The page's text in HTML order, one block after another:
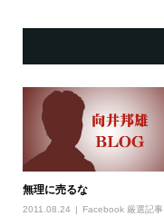
無理に売るな
2011.08.24 Facebook 厳選記事